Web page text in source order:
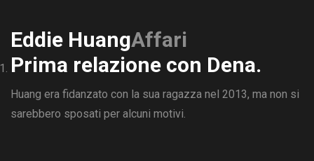
Eddie HuangAffari
Prima relazione con Dena.
Huang era fidanzato con la sua ragazza nel 2013, ma non si
sarebbero sposati per alcuni motivi.